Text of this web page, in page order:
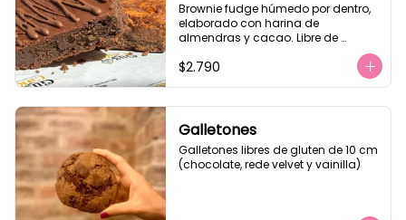
Brownie fudge húmedo por dentro,
elaborado con harina de
almendras y cacao. Libre de
recomendamos calentar 10 seg.
$2.790
Galletones
Galletones libres de gluten de 10 cm
(chocolate, rede velvet y vainilla)